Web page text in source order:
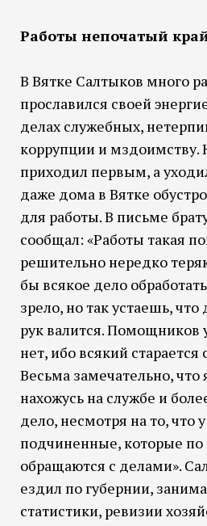
Работы непочатый
В Вятке Салтыков много
прославился своей
делах служебных,
коррупции и мздоимству.
приходил первым, а
даже дома в Вятке
для работы. В письме
сообщал: «Работы такая
решительно нередко
бы всякое дело
зрело, но так устаешь,
рук валится. Помощников
нет, ибо всякий старается
Весьма замечательно, что
нахожусь на службе и
дело, несмотря на то, что
подчиненные, которые по
обращаются с делами».
ездил по губернии,
статистики, ревизии